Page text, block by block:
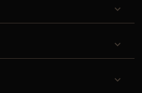


